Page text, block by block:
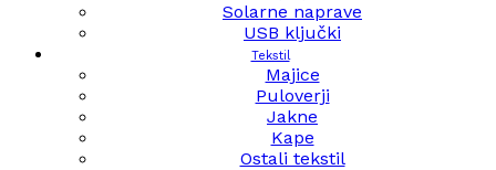
Solarne naprave
USB ključki
Tekstil
Majice
Puloverji
Jakne
Kape
Ostali tekstil